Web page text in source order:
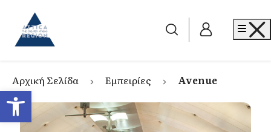
Ανοίξτε τη γραμμή εργαλείων
Go to home
Αρχική Σελίδα Εμπειρίες Avenue